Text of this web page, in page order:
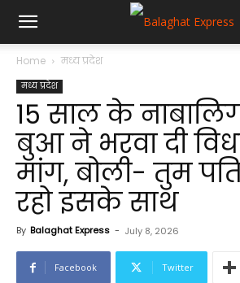
Home मध्य प्रदेश
मध्य प्रदेश
15 साल के
बुआ ने भरवा दी
मांग, बोली- तुम
रहो इसके साथ
By Balaghat Express - July 8, 2026
Facebook Twitter